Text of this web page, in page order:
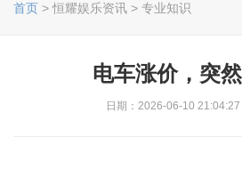
首页 > 恒耀娱乐资讯 > 专业知识
电车涨价，突
日期：2026-06-10